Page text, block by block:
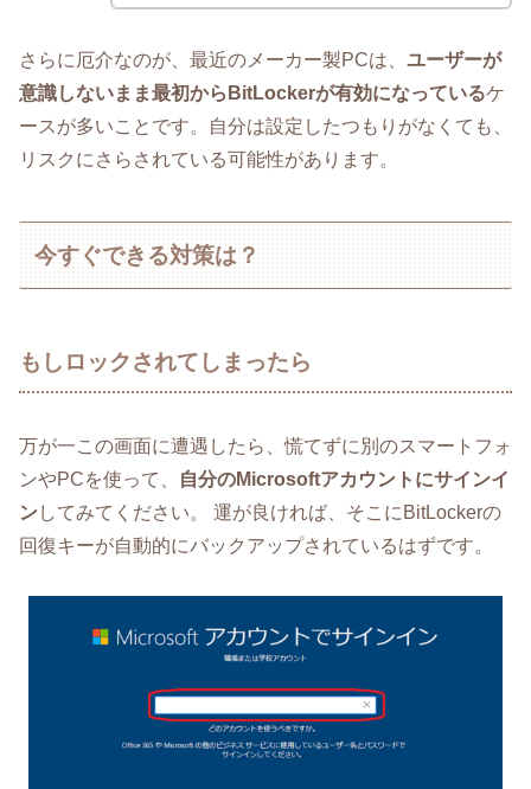
さらに厄介なのが、最近のメーカー製PCは、 ユーザーが
意識しないまま最初からBitLockerが有効になっているケ
ースが多いことです。自分は設定したつもりがなくても、
リスクにさらされている可能性があります。
今すぐできる対策は？
もしロックされてしまったら
万が一この画面に遭遇したら、慌てずに別のスマートフォ
ンやPCを使って、
自分のMicrosoftアカウントにサインイ
ンしてみてください。 運が良ければ、そこにBitLockerの
回復キーが自動的にバックアップされているはずです。